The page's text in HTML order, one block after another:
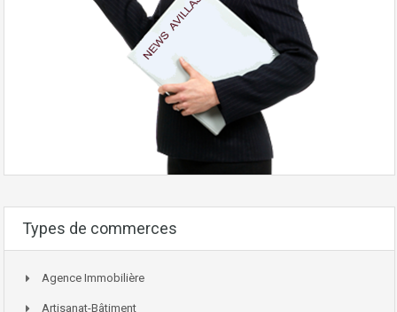
Types de commerces
Agence Immobilière
Artisanat-Bâtiment